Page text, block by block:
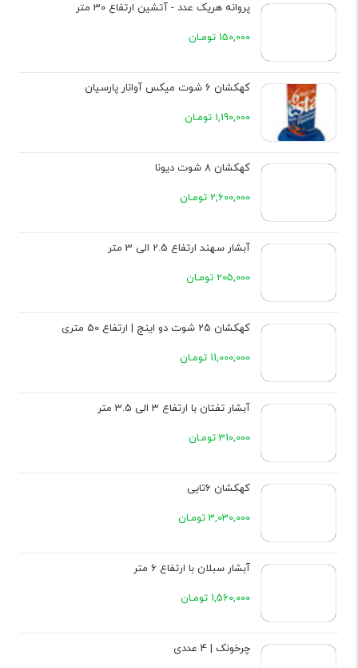
پروانه هریک عدد - آتشین ارتفاع 30 متر
150,000 تومـان
کهکشان 6 شوت میکس آوانار پارسیان
1,190,000 تومـان
کهکشان 8 شوت دیونا
2,600,000 تومـان
آبشار سهند ارتفاع 2.5 الی 3 متر
205,000 تومـان
کهکشان 25 شوت دو اینچ | ارتفاع 50 متری
11,000,000 تومـان
آبشار تفتان با ارتفاع 3 الی 3.5 متر
310,000 تومـان
کهکشان 6تایی
3,030,000 تومـان
آبشار سبلان با ارتفاع 6 متر
1,560,000 تومـان
چرخونک | 4 عددی